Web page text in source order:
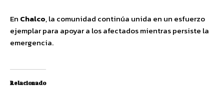
En Chalco, la comunidad continúa unida en un esfuerzo
ejemplar para apoyar a los afectados mientras persiste la
emergencia.
Relacionado